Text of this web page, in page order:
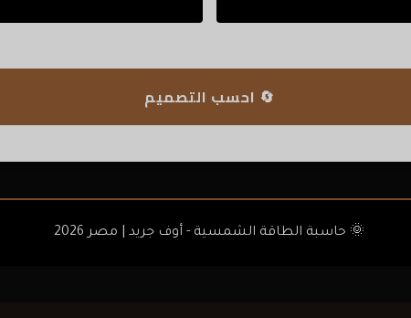
🔄 احسب التصميم
🌞 حاسبة الطاقة الشمسية - أوف جريد | مصر 2026